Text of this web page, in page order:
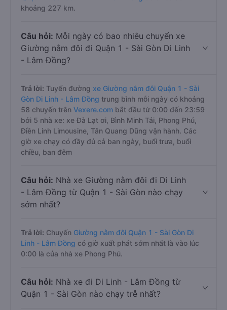
khoảng 227 km.
Câu hỏi: Mỗi ngày có bao nhiêu chuyến xe
Giường nằm đôi đi Quận 1 - Sài Gòn Di Linh
- Lâm Đồng?
Trả lời: Tuyến đường xe Giường nằm đôi Quận 1 - Sài
Gòn Di Linh - Lâm Đồng trung bình mỗi ngày có khoảng
58 chuyến trên Vexere.com bắt đầu từ 0:00 đến 23:59
bởi 5 nhà xe: xe Đà Lạt ơi, Bình Minh Tải, Phong Phú,
Điền Linh Limousine, Tân Quang Dũng vận hành. Các
giờ xe chạy có đầy đủ cả ban ngày, buổi trưa, buổi
chiều, ban đêm
Câu hỏi: Nhà xe Giường nằm đôi đi Di Linh
- Lâm Đồng từ Quận 1 - Sài Gòn nào chạy
sớm nhất?
Trả lời: Chuyến Giường nằm đôi Quận 1 - Sài Gòn Di
Linh - Lâm Đồng có giờ xuất phát sớm nhất là vào lúc
0:00 là của nhà xe Phong Phú.
Câu hỏi: Nhà xe đi Di Linh - Lâm Đồng từ
Quận 1 - Sài Gòn nào chạy trễ nhất?